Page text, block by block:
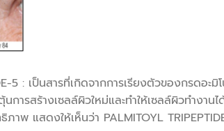
5 : เป็นสารที่เกิดจากการเรียงตัวของกรด
การสร้างเซลล์ผิวใหม่และทำให้เซลล์ผิวทำง
ภาพ แสดงให้เห็นว่า PALMITOYL